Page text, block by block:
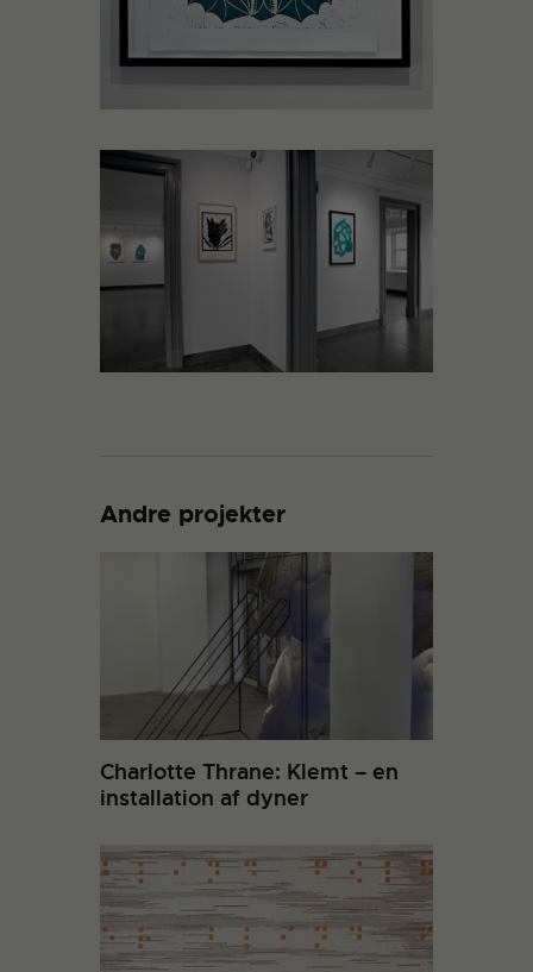
Andre projekter
Charlotte Thrane: Klemt – en
installation af dyner